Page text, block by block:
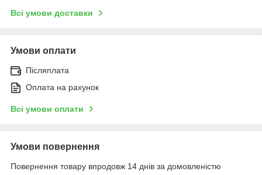
Всі умови доставки
Умови оплати
Післяплата
Оплата на рахунок
Всі умови оплати
Умови повернення
Повернення товару впродовж 14 днів за домовленістю